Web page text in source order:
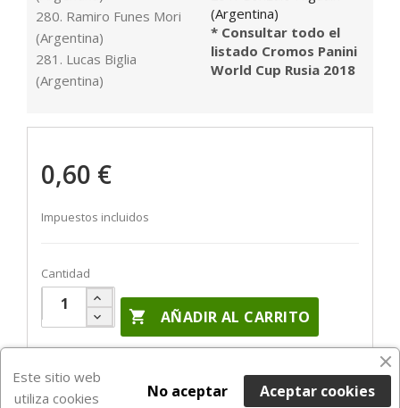
280. Ramiro Funes Mori
(Argentina)
281. Lucas Biglia
(Argentina)
(Argentina)
* Consultar todo el
listado Cromos Panini
World Cup Rusia 2018
0,60 €
Impuestos incluidos
Cantidad
 AÑADIR AL CARRITO

Este sitio web
utiliza cookies
Aceptar cookies
No aceptar